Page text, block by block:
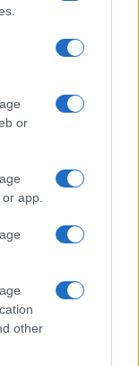
or
app.
other
Ház
ki a
JD Vance
az alelnök
háborúval
lehetővé
Luke